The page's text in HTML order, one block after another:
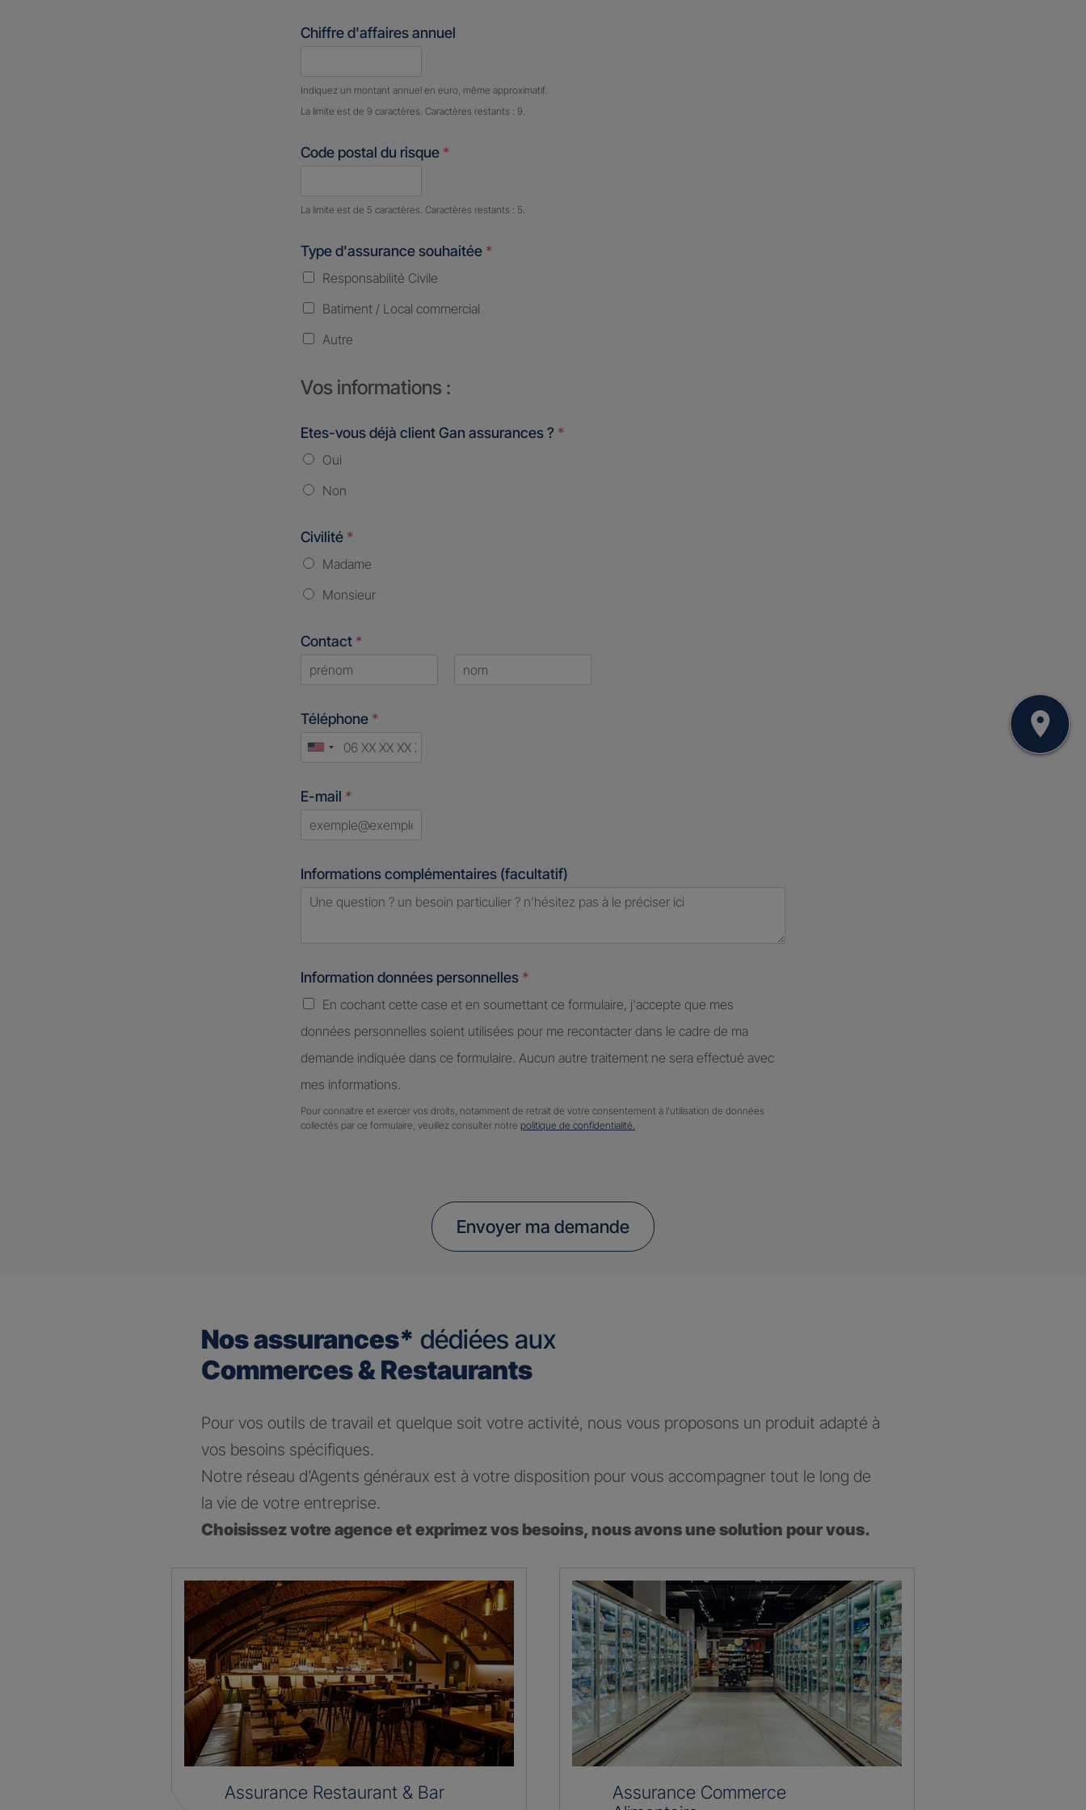
Chiffre d'affaires annuel
Nombre de caractères restants :9 caractères restants
Indiquez un montant annuel en euro, même approximatif.
La limite est de 9 caractères. Caractères restants : 9.
Code postal du risque *
Nombre de caractères restants :
La limite est de 5 caractères. Caractères restants : 5.
Type d'assurance souhaitée *
Responsabilité Civile
Batiment / Local commercial
Autre
Vos informations :
Etes-vous déjà client Gan assurances ? *
Oui
Non
Civilité *
Madame
Monsieur
Contact *
Téléphone *
United
+1
E-mail *
Informations complémentaires (facultatif)
Information données personnelles *
En cochant cette case et en soumettant ce formulaire, j'accepte que mes
données personnelles soient utilisées pour me recontacter dans le cadre de ma
demande indiquée dans ce formulaire. Aucun autre traitement ne sera effectué avec
mes informations.
Pour connaitre et exercer vos droits, notamment de retrait de votre consentement à l'utilisation de données
collectés par ce formulaire, veuillez consulter notre politique de confidentialité.
Envoyer ma demande
Nos assurances* dédiées aux
Commerces & Restaurants
Pour vos outils de travail et quelque soit votre activité, nous vous proposons un produit adapté à
vos besoins spécifiques.
Notre réseau d’Agents généraux est à votre disposition pour vous accompagner tout le long de
la vie de votre entreprise.
Choisissez votre agence et exprimez vos besoins, nous avons une solution pour vous.
Assurance Restaurant & Bar
Assurance Commerce